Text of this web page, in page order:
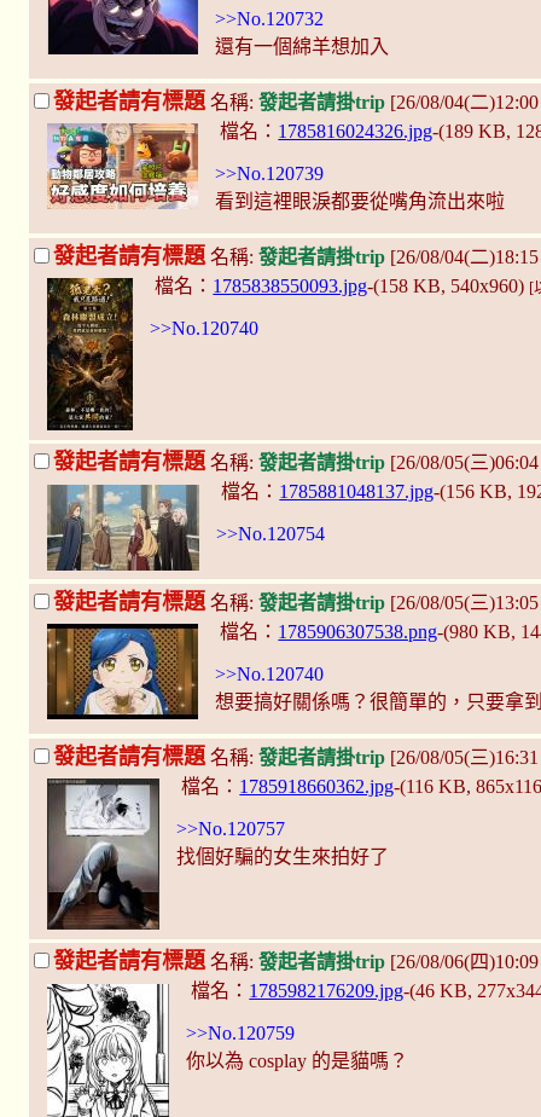
>>No.120732
還有一個綿羊想加入
發起者請有標題 名稱: 發起者請掛trip [26/08/04(二
檔名： 1785816024326.jpg-(189 KB,
>>No.120739
看到這裡眼淚都要從嘴角流出來啦
發起者請有標題 名稱: 發起者請掛trip [26/08/04(二
檔名： 1785838550093.jpg-(158 KB, 540x960) [
>>No.120740
發起者請有標題 名稱: 發起者請掛trip [26/08/05(三
檔名： 1785881048137.jpg-(156 KB,
>>No.120754
發起者請有標題 名稱: 發起者請掛trip [26/08/05(三
檔名： 1785906307538.png-(980 KB,
>>No.120740
想要搞好關係嗎？很簡單的，只要拿
發起者請有標題 名稱: 發起者請掛trip [26/08/05(三
檔名： 1785918660362.jpg-(116 KB,
>>No.120757
找個好騙的女生來拍好了
發起者請有標題 名稱: 發起者請掛trip [26/08/06(四
檔名： 1785982176209.jpg-(46 KB,
>>No.120759
你以為 cosplay 的是貓嗎？